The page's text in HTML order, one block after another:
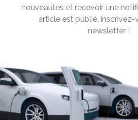
← Revenir aux actualités
AVEC 3 NIVEAUX DE
Rédigé par Emmanuel Maumon le 20
0 commentaires
nouveautés et recevoir une
article est publié, inscrivez-
newsletter !